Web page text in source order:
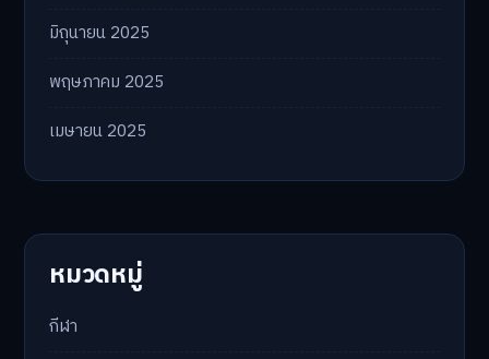
มิถุนายน 2025
พฤษภาคม 2025
เมษายน 2025
หมวดหมู่
กีฬา